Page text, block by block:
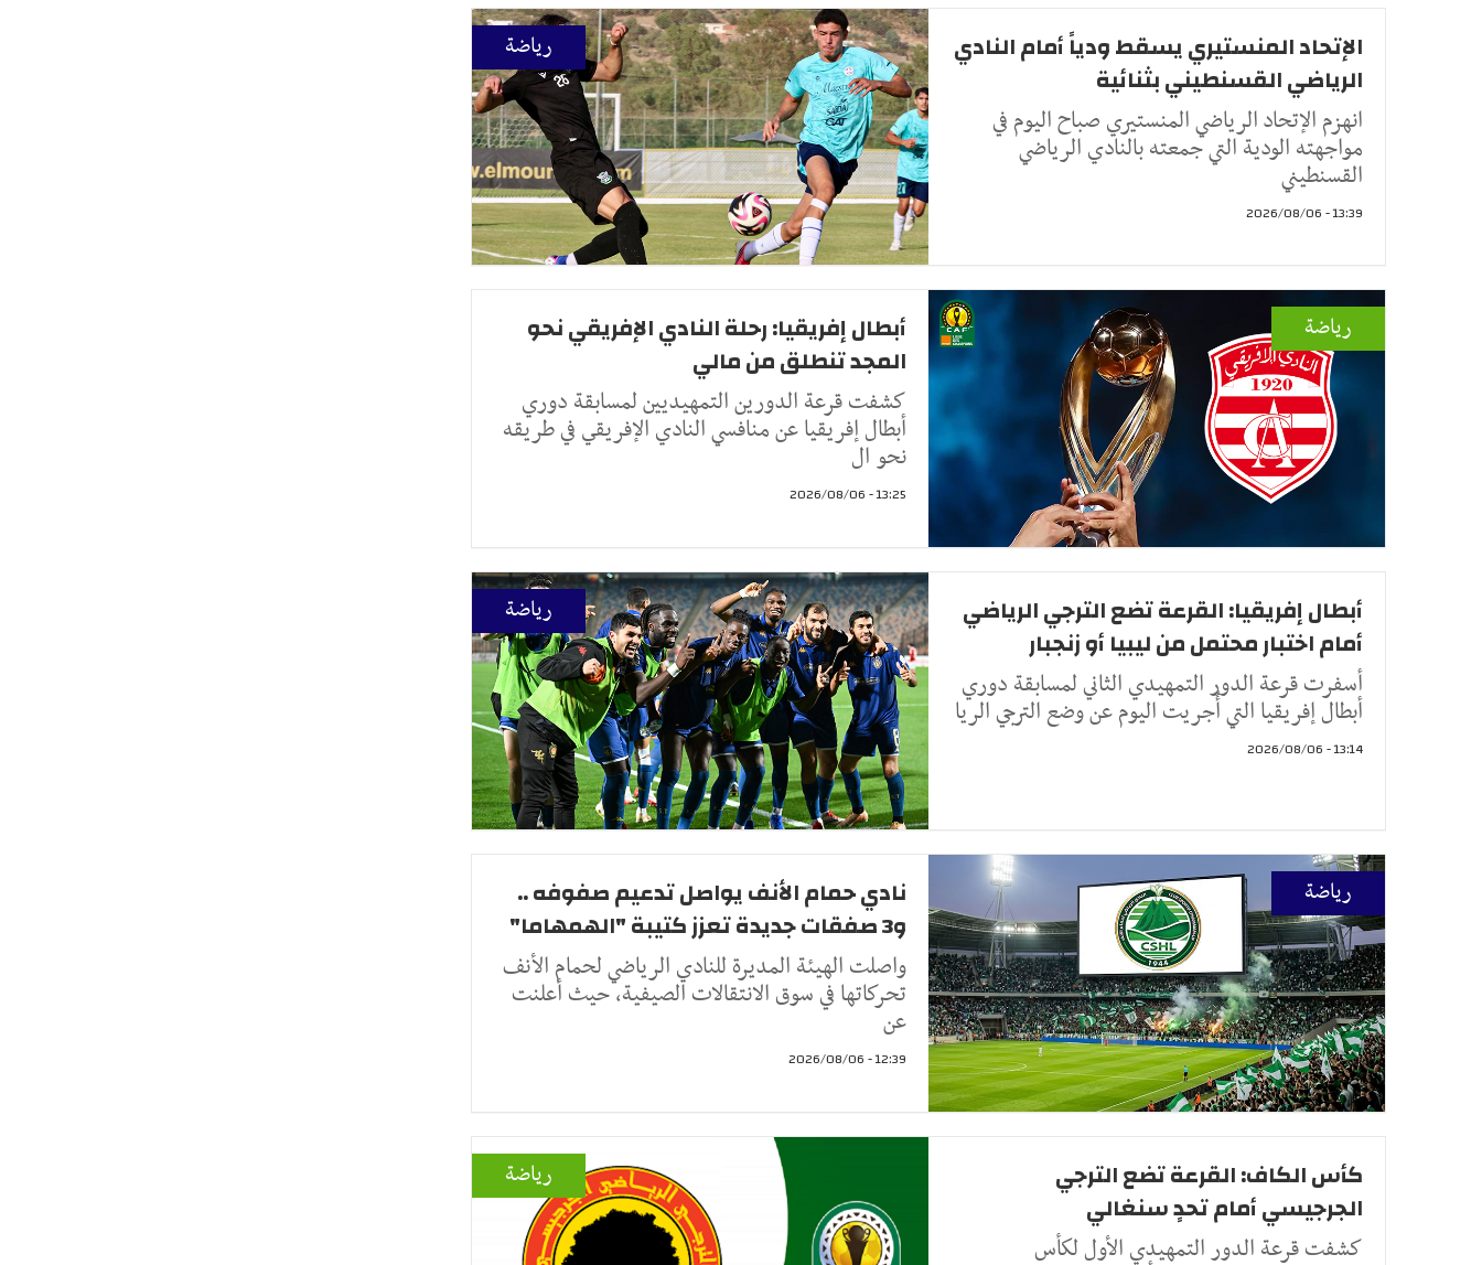
رياضة
الإتحاد المنستيري يسقط ودياً أمام النادي
الرياضي القسنطيني بثنائية
انهزم الإتحاد الرياضي المنستيري صباح اليوم في
مواجهته الودية التي جمعته بالنادي الرياضي
القسنطيني
13:39 - 2026/08/06
رياضة
أبطال إفريقيا: رحلة النادي الإفريقي نحو
المجد تنطلق من مالي
كشفت قرعة الدورين التمهيديين لمسابقة دوري
أبطال إفريقيا عن منافسي النادي الإفريقي في طريقه
نحو ال
13:25 - 2026/08/06
رياضة
أبطال إفريقيا: القرعة تضع الترجي الرياضي
أمام اختبار محتمل من ليبيا أو زنجبار
أسفرت قرعة الدور التمهيدي الثاني لمسابقة دوري
أبطال إفريقيا التي أُجريت اليوم عن وضع الترجي الريا
13:14 - 2026/08/06
رياضة
نادي حمام الأنف يواصل تدعيم صفوفه ..
و3 صفقات جديدة تعزز كتيبة "الهمهاما"
واصلت الهيئة المديرة للنادي الرياضي لحمام الأنف
تحركاتها في سوق الانتقالات الصيفية، حيث أعلنت
عن
12:39 - 2026/08/06
رياضة
كأس الكاف: القرعة تضع الترجي
الجرجيسي أمام تحدٍ سنغالي
كشفت قرعة الدور التمهيدي الأول لكأس